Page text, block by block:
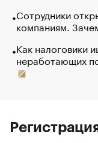
Сотрудники
компаниям.
Как налоговики
неработающих